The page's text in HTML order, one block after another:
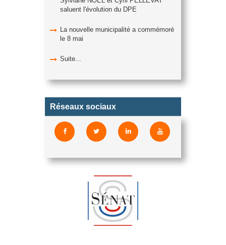
saluent l'évolution du DPE
La nouvelle municipalité a commémoré
le 8 mai
Suite...
Réseaux sociaux